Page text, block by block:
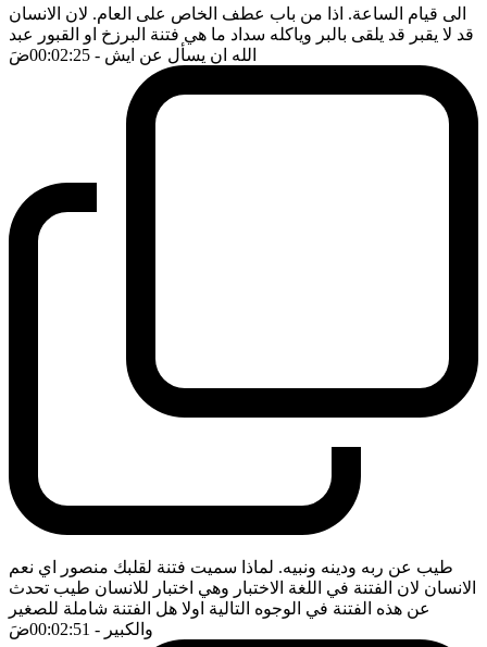
الى قيام الساعة. اذا من باب عطف الخاص على العام. لان الانسان
قد لا يقبر قد يلقى بالبر وياكله سداد ما هي فتنة البرزخ او القبور عبد
الله ان يسأل عن ايش - 00:02:25 ضَ
طيب عن ربه ودينه ونبيه. لماذا سميت فتنة لقلبك منصور اي نعم
الانسان لان الفتنة في اللغة الاختبار وهي اختبار للانسان طيب تحدث
عن هذه الفتنة في الوجوه التالية اولا هل الفتنة شاملة للصغير
والكبير - 00:02:51 ضَ